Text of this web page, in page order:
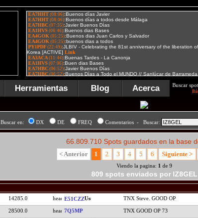
Herramientas Blog Acerca Buscar spot
Buscar en: DX DE FREQ Comentarios - Buscar:
66.809.710 Spots guardados en la base
< Anterior 1 2 3 4 5 6 Siguiente >
Viendo la pagina: 1 de 9
809 spots enviados por IZ8GEL
14285.0 E51CZZ TNX Steve. GOOD OP
28500.0 7Q5MP TNX GOOD OP 73